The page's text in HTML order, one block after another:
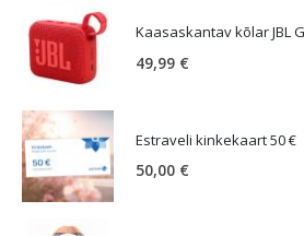
Kaasaskantav kõlar JBL
49,99 €
Estraveli kinkekaart 50 €
50,00 €